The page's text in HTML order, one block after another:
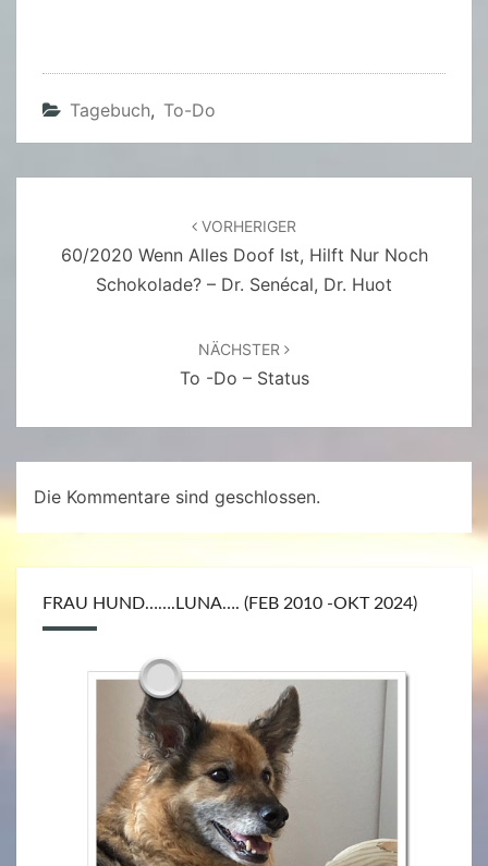
Tagebuch, To-Do
VORHERIGER
60/2020 Wenn Alles Doof Ist, Hilft Nur Noch
Schokolade? – Dr. Senécal, Dr. Huot
NÄCHSTER
To -do – Status
Die Kommentare sind geschlossen.
FRAU HUND…….LUNA…. (FEB 2010 -OKT 2024)